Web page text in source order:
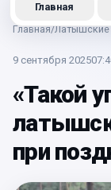
Главная/
9 сентября 2025
«Такой
при
Главная